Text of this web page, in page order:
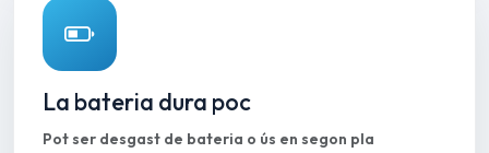
La bateria dura poc
Pot ser desgast de bateria o ús en segon pla